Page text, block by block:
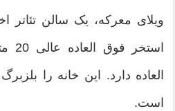
ویلای معرکه، یک سالن
العاده دارد. این خانه را
است.